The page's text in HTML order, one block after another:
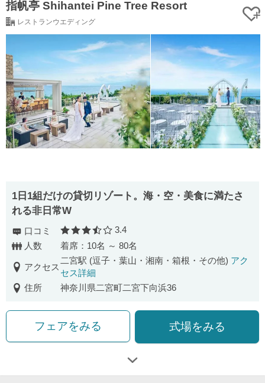
指帆亭 Shihantei Pine Tree Resort
レストランウエディング
1日1組だけの貸切リゾート。海・空・美食に満たさ
れる非日常W
口コミ 口コミ評価
3.4
人数
着席：10名 ～ 80名
アクセス
二宮駅 (逗子・葉山・湘南・箱根・その他) アク
セス詳細
住所
神奈川県二宮町二宮下向浜36
フェアをみる 式場をみる